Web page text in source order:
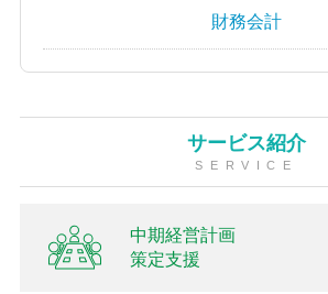
財務会計
サービス紹介
SERVICE
中期経営計画
策定支援